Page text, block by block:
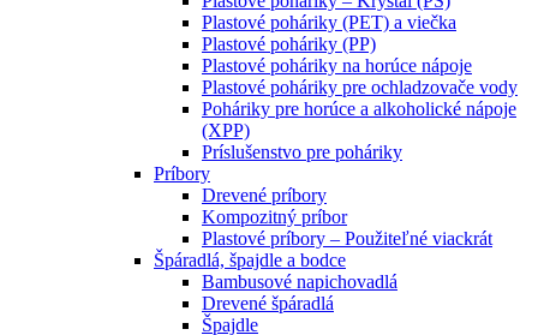
Plastové poháriky (PET) a viečka
Plastové poháriky (PP)
Plastové poháriky na horúce nápoje
Plastové poháriky pre ochladzovače vody
Poháriky pre horúce a alkoholické nápoje
(XPP)
Príslušenstvo pre poháriky
Príbory
Drevené príbory
Kompozitný príbor
Plastové príbory – Použiteľné viackrát
Špáradlá, špajdle a bodce
Bambusové napichovadlá
Drevené špáradlá
Špajdle